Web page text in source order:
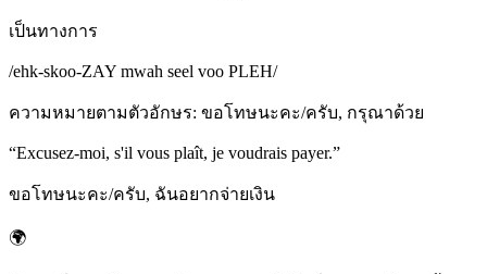
เป็นทางการ
/ehk-skoo-ZAY mwah seel voo PLEH/
ความหมายตามตัวอักษร: ขอโทษนะคะ/ครับ, กรุณาด้วย
“Excusez-moi, s'il vous plaît, je voudrais payer.”
ขอโทษนะคะ/ครับ, ฉันอยากจ่ายเงิน
🌍